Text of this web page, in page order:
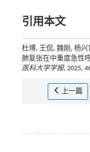
引用本文
杜博, 王侃, 魏刚, 杨
肺复张在中重度急性
医科大学学报, 2025,
上一篇